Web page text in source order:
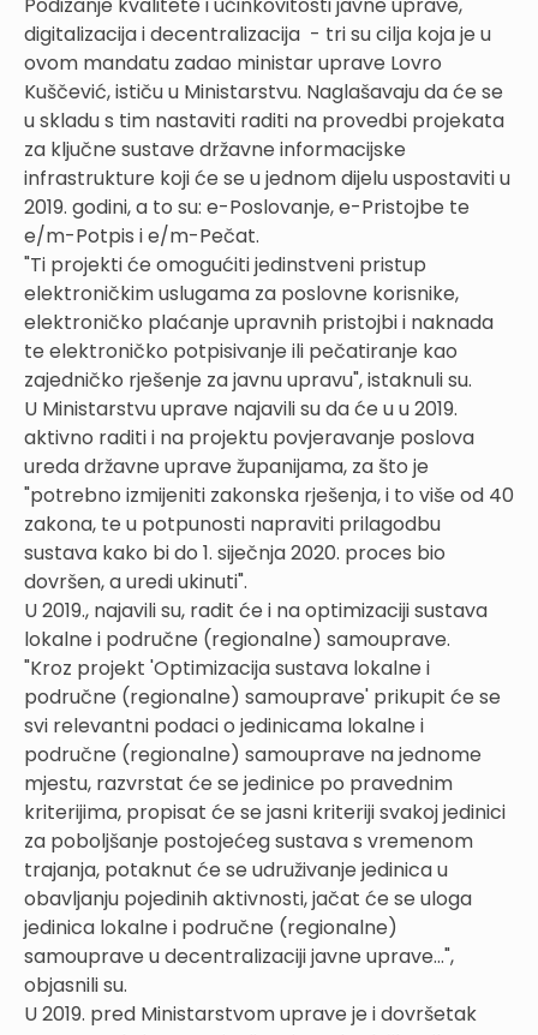
digitalizacija i decentralizacija - tri su cilja koja je u
ovom mandatu zadao ministar uprave Lovro
Kuščević, ističu u Ministarstvu. Naglašavaju da će se
u skladu s tim nastaviti raditi na provedbi projekata
za ključne sustave državne informacijske
infrastrukture koji će se u jednom dijelu uspostaviti u
2019. godini, a to su: e-Poslovanje, e-Pristojbe te
e/m-Potpis i e/m-Pečat.
"Ti projekti će omogućiti jedinstveni pristup
elektroničkim uslugama za poslovne korisnike,
elektroničko plaćanje upravnih pristojbi i naknada
te elektroničko potpisivanje ili pečatiranje kao
zajedničko rješenje za javnu upravu", istaknuli su.
U Ministarstvu uprave najavili su da će u u 2019.
aktivno raditi i na projektu povjeravanje poslova
ureda državne uprave županijama, za što je
"potrebno izmijeniti zakonska rješenja, i to više od 40
zakona, te u potpunosti napraviti prilagodbu
sustava kako bi do 1. siječnja 2020. proces bio
dovršen, a uredi ukinuti".
U 2019., najavili su, radit će i na optimizaciji sustava
lokalne i područne (regionalne) samouprave.
"Kroz projekt 'Optimizacija sustava lokalne i
područne (regionalne) samouprave' prikupit će se
svi relevantni podaci o jedinicama lokalne i
područne (regionalne) samouprave na jednome
mjestu, razvrstat će se jedinice po pravednim
kriterijima, propisat će se jasni kriteriji svakoj jedinici
za poboljšanje postojećeg sustava s vremenom
trajanja, potaknut će se udruživanje jedinica u
obavljanju pojedinih aktivnosti, jačat će se uloga
jedinica lokalne i područne (regionalne)
samouprave u decentralizaciji javne uprave…",
objasnili su.
U 2019. pred Ministarstvom uprave je i dovršetak